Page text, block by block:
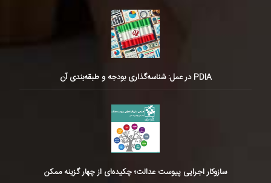
PDIA در عمل: شناسه‌گذاری بودجه و طبقه‌بندی آن
سازوکار اجرایی پیوست عدالت؛ چکیده‌ای از چهار گزینه ممکن